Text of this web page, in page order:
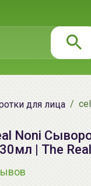
для лица
Noni
| The